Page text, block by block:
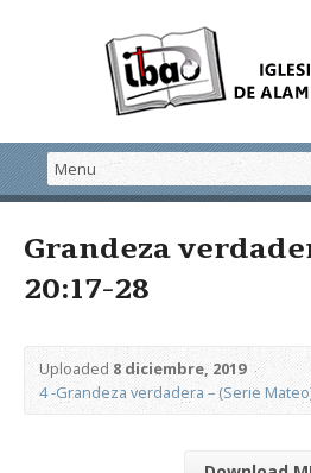
Grandeza
20:17-28
Uploaded8 diciembre, 2019
4 -Grandeza verdadera – (Serie